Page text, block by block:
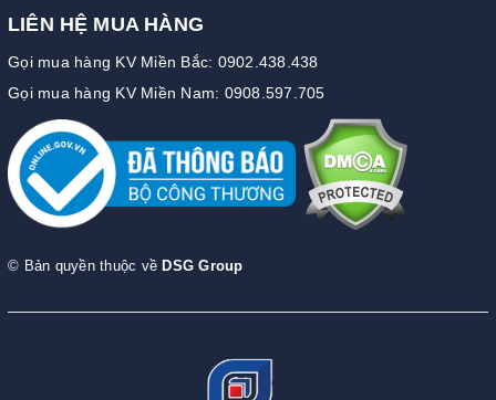
LIÊN HỆ MUA HÀNG
Gọi mua hàng KV Miền Bắc: 0902.438.438
Gọi mua hàng KV Miền Nam: 0908.597.705
© Bản quyền thuộc về DSG Group